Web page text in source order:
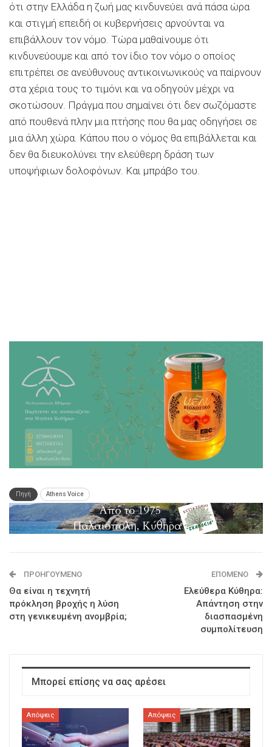
ότι στην Ελλάδα η ζωή μας κινδυνεύει ανά πάσα ώρα
και στιγμή επειδή οι κυβερνήσεις αρνούνται να
επιβάλλουν τον νόμο. Τώρα μαθαίνουμε ότι
κινδυνεύουμε και από τον ίδιο τον νόμο ο οποίος
επιτρέπει σε ανεύθυνους αντικοινωνικούς να παίρνουν
στα χέρια τους το τιμόνι και να οδηγούν μέχρι να
σκοτώσουν. Πράγμα που σημαίνει ότι δεν σωζόμαστε
από πουθενά πλην μια πτήσης που θα μας οδηγήσει σε
μια άλλη χώρα. Κάπου που ο νόμος θα επιβάλλεται και
δεν θα διευκολύνει την ελεύθερη δράση των
υποψήφιων δολοφόνων. Και μπράβο του.
Πηγή Athens Voice
ΠΡΟΗΓΟΎΜΕΝΟ
Θα είναι η τεχνητή
πρόκληση βροχής η λύση
στη γενικευμένη ανομβρία;
ΕΠΌΜΕΝΟ
Ελεύθερα Κύθηρα:
Απάντηση στην
διασπασμένη
συμπολίτευση
Μπορεί επίσης να σας αρέσει
Απόψεις Απόψεις